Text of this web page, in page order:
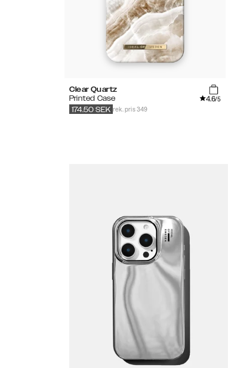
Clear Quartz
Printed Case
4.6/5
rek. pris 349
174.50 SEK